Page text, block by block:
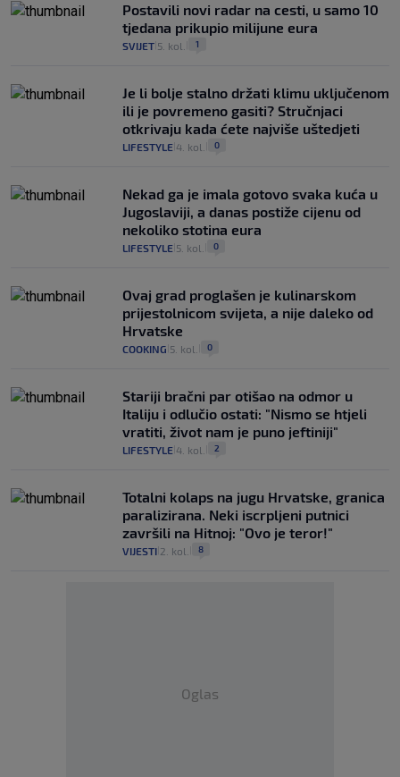
Postavili novi radar na cesti, u samo 10
tjedana prikupio milijune eura
SVIJET 5. kol. 1
Je li bolje stalno držati klimu uključenom
ili je povremeno gasiti? Stručnjaci
otkrivaju kada ćete najviše uštedjeti
LIFESTYLE 4. kol. 0
Nekad ga je imala gotovo svaka kuća u
Jugoslaviji, a danas postiže cijenu od
nekoliko stotina eura
LIFESTYLE 5. kol. 0
Ovaj grad proglašen je kulinarskom
prijestolnicom svijeta, a nije daleko od
Hrvatske
COOKING 5. kol. 0
Stariji bračni par otišao na odmor u
Italiju i odlučio ostati: "Nismo se htjeli
vratiti, život nam je puno jeftiniji"
LIFESTYLE 4. kol. 2
Totalni kolaps na jugu Hrvatske, granica
paralizirana. Neki iscrpljeni putnici
završili na Hitnoj: "Ovo je teror!"
VIJESTI 2. kol. 8
Oglas